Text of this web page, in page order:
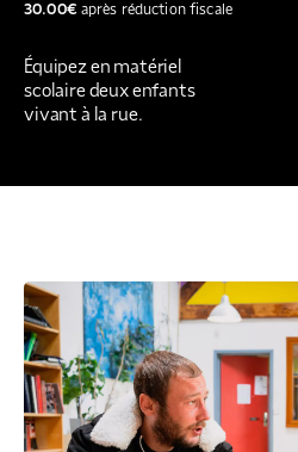
30.00€après réduction fiscale
Équipez en matériel
scolaire deux enfants
vivant à la rue.